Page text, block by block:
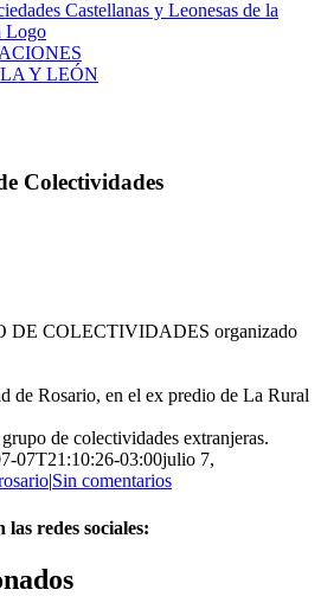
Y LEÓN
Colectividades
DE COLECTIVIDADES organizado
de Rosario, en el ex predio de La Rural
de colectividades extranjeras.
07T21:10:26-03:00julio 7,
|Sin comentarios
redes sociales: